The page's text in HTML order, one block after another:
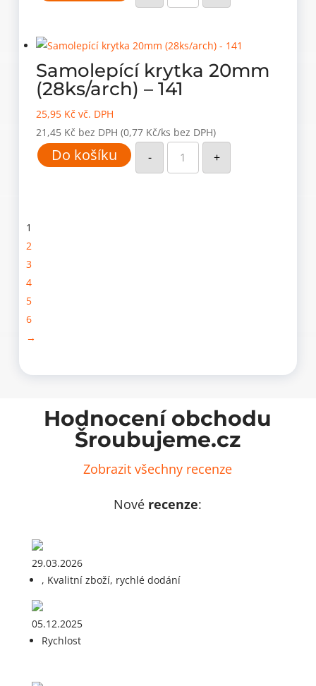
(28ks/arch)
množství
Samolepící krytka 20mm
(28ks/arch) – 141
25,95 Kč vč. DPH
21,45 Kč bez DPH (0,77 Kč/ks bez DPH)
Do košíku -
Samolepící
krytka
20mm
(28ks/arch)
+
1
2
3
4
5
6
→
Hodnocení obchodu
Šroubujeme.cz
Zobrazit všechny recenze
Nové recenze:
29.03.2026
, Kvalitní zboží, rychlé dodání
05.12.2025
Rychlost